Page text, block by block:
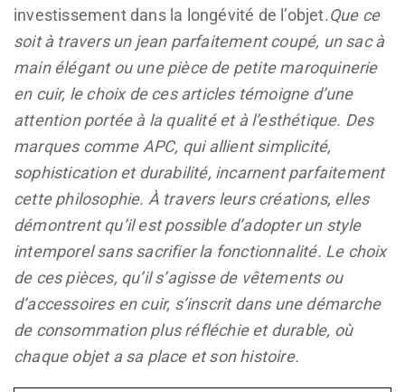
investissement dans la longévité de l’objet.Que ce
soit à travers un jean parfaitement coupé, un sac à
main élégant ou une pièce de petite maroquinerie
en cuir, le choix de ces articles témoigne d’une
attention portée à la qualité et à l’esthétique. Des
marques comme APC, qui allient simplicité,
sophistication et durabilité, incarnent parfaitement
cette philosophie. À travers leurs créations, elles
démontrent qu’il est possible d’adopter un style
intemporel sans sacrifier la fonctionnalité. Le choix
de ces pièces, qu’il s’agisse de vêtements ou
d’accessoires en cuir, s’inscrit dans une démarche
de consommation plus réfléchie et durable, où
chaque objet a sa place et son histoire.